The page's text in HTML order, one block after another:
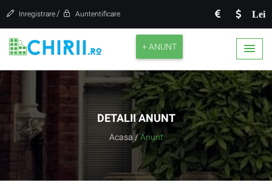
Lei
Inregistrare / Auntentificare
+ ANUNT
DETALII ANUNT
Acasa / Anunt